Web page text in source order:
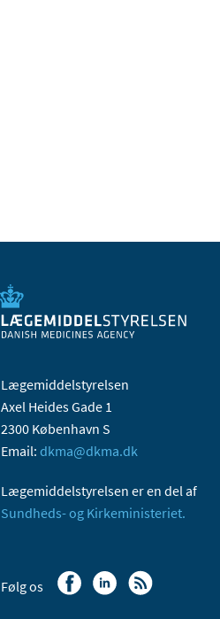
Lægemiddelstyrelsen
Axel Heides Gade 1
2300 København S
Email: dkma@dkma.dk
Lægemiddelstyrelsen er en del af
Sundheds- og Kirkeministeriet.
Følg os